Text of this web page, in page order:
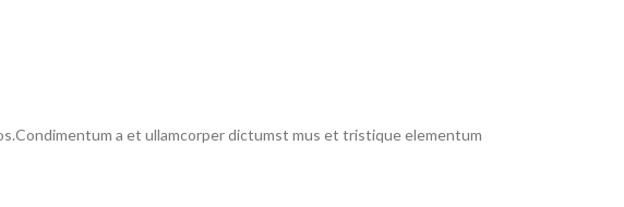
a et ullamcorper dictumst mus et tristique elementum